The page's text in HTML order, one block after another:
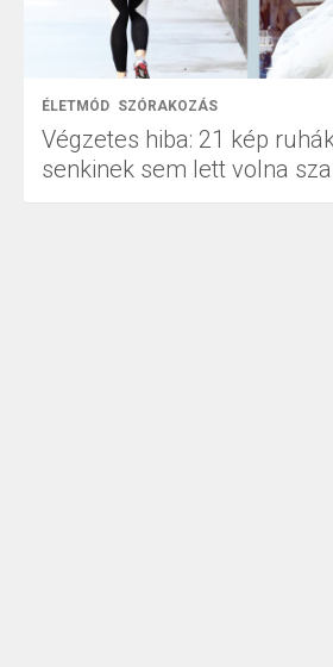
ÉLETMÓD SZÓRAKOZÁS
Végzetes hiba: 21 kép
senkinek sem lett volna